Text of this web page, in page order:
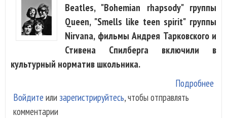
Beatles, "Bohemian rhapsody" группы
Queen, "Smells like teen spirit" группы
Nirvana, фильмы Андрея Тарковского и
Стивена Спилберга включили в
культурный норматив школьника.
Подробнее
Войдите или зарегистрируйтесь, чтобы отправлять
комментарии